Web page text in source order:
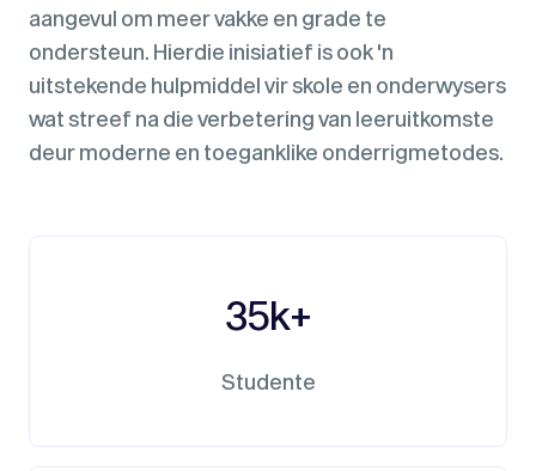
aangevul om meer vakke en grade te
ondersteun. Hierdie inisiatief is ook 'n
uitstekende hulpmiddel vir skole en onderwysers
wat streef na die verbetering van leeruitkomste
deur moderne en toeganklike onderrigmetodes.
35k+
Studente